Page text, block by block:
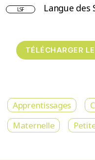
LSF Langue des
Apprentissages
Maternelle